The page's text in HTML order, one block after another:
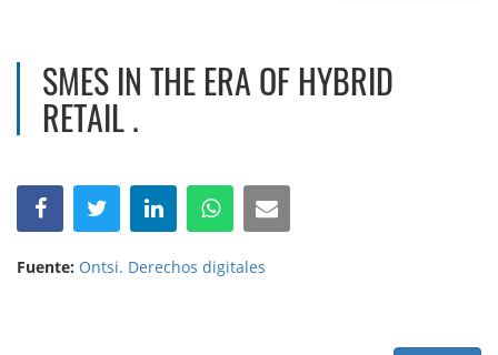
SMES IN THE ERA OF HYBRID
RETAIL .
Fuente: Ontsi. Derechos digitales